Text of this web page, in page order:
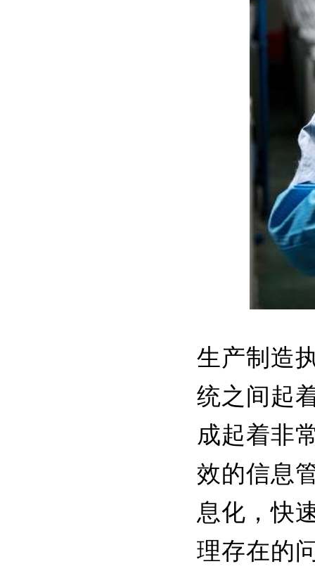
生产制造
统之间起
成起着非
效的信息
息化，快
理存在的